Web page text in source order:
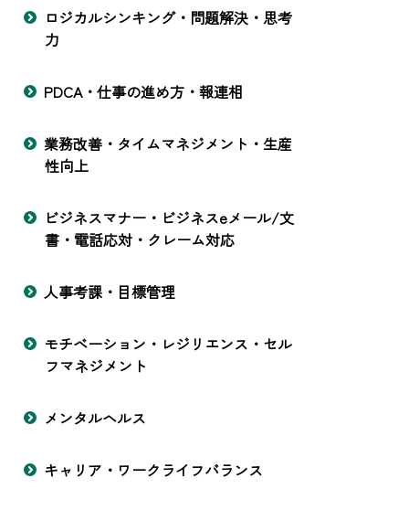
ロジカルシンキング・問題解決・思考
力
PDCA・仕事の進め方・報連相
業務改善・タイムマネジメント・生産
性向上
ビジネスマナー・ビジネスeメール/文
書・電話応対・クレーム対応
人事考課・目標管理
モチベーション・レジリエンス・セル
フマネジメント
メンタルヘルス
キャリア・ワークライフバランス